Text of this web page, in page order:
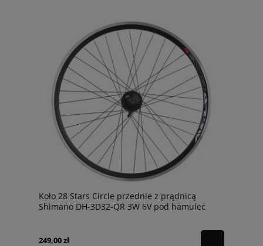
Koło 28 Stars Circle przednie z prądnicą
Shimano DH-3D32-QR 3W 6V pod hamulec
249,00 zł